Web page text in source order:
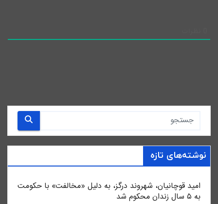
نوشته‌های تازه
امید قوچانیان، شهروند درگز، به دلیل «مخالفت» با حکومت
به ۵ سال زندان محکوم شد